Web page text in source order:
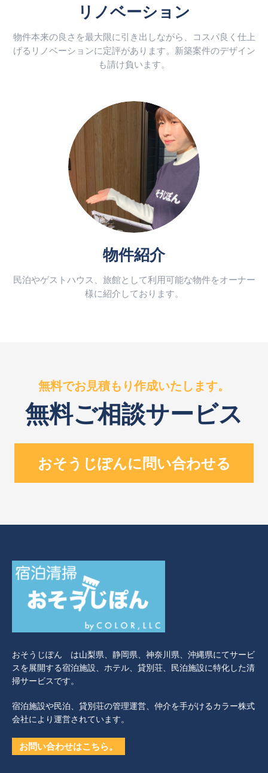
リノベーション
物件本来の良さを最大限に引き出しながら、コスパ良く仕上
げるリノベーションに定評があります。新築案件のデザイン
も請け負います。
物件紹介
民泊やゲストハウス、旅館として利用可能な物件をオーナー
様に紹介しております。
無料でお見積もり作成いたします。
無料ご相談サービス
おそうじぽんに問い合わせる
おそうじぽん は山梨県、静岡県、神奈川県、沖縄県にてサービ
スを展開する宿泊施設、ホテル、貸別荘、民泊施設に特化した清
掃サービスです。
宿泊施設や民泊、貸別荘の管理運営、仲介を手がけるカラー株式
会社により運営されています。
お問い合わせはこちら。